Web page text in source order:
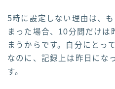
5時に設定しない理由は、
まった場合、10分間だけは
まうからです。自分にとっ
なのに、記録上は昨日にな
す。